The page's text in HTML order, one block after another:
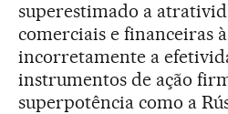
superestimado a
comerciais e financeiras
incorretamente a
instrumentos de ação
superpotência como a